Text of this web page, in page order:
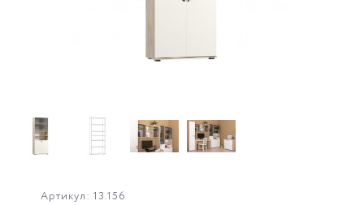
Артикул: 13.156